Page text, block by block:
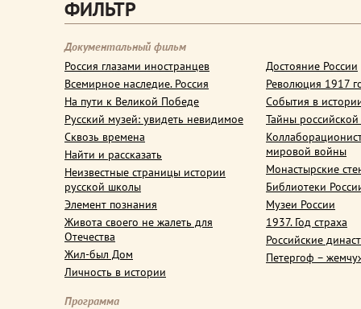
ФИЛЬТР
Документальный фильм
Россия глазами иностранцев
Всемирное наследие. Россия
На пути к Великой Победе
Русский музей: увидеть невидимое
Сквозь времена
Найти и рассказать
Неизвестные страницы истории
русской школы
Элемент познания
Живота своего не жалеть для
Отечества
Жил-был Дом
Личность в истории
Достояние России
Революция 1917
События в
Тайны
мировой войны
Монастырские
Библиотеки
Музеи России
1937. Год страха
Российские
Петергоф –
Программа